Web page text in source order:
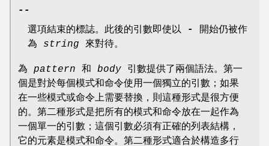
--
選項結束的標誌。此後的引數即使以
-
開始仍被作
為 string 來對待。
為 pattern 和 body 引數提供了兩個語法。第一
個是對於每個模式和命令使用一個獨立的引數；如果
在一些模式或命令上需要替換，則這種形式是很方便
的。第二種形式是把所有的模式和命令放在一起作為
一個單一的引數；這個引數必須有正確的列表結構，
它的元素是模式和命令。第二種形式適合於構造多行